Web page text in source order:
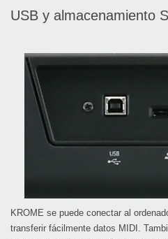
USB y almacenamiento
KROME se puede conectar al
transferir fácilmente datos MIDI.